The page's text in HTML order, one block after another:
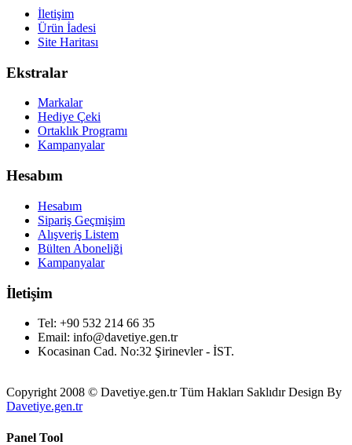
İletişim
Ürün İadesi
Site Haritası
Ekstralar
Markalar
Hediye Çeki
Ortaklık Programı
Kampanyalar
Hesabım
Hesabım
Sipariş Geçmişim
Alışveriş Listem
Bülten Aboneliği
Kampanyalar
İletişim
Tel: +90 532 214 66 35
Email: info@davetiye.gen.tr
Kocasinan Cad. No:32 Şirinevler - İST.
Copyright 2008 © Davetiye.gen.tr Tüm Hakları Saklıdır Design By
Davetiye.gen.tr
Panel Tool